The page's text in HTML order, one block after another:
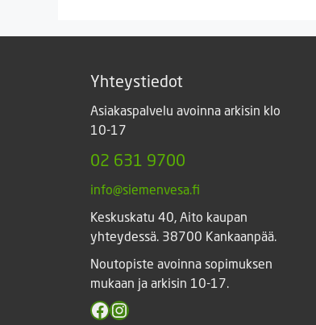
Yhteystiedot
Asiakaspalvelu avoinna arkisin klo
10-17
02 631 9700
info@siemenvesa.fi
Keskuskatu 40, Aito kaupan
yhteydessä. 38700 Kankaanpää.
Noutopiste avoinna sopimuksen
mukaan ja arkisin 10-17.
Facebook
Instagram